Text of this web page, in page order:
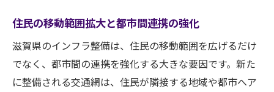
住民の移動範囲拡大と都市間連携の強化
滋賀県のインフラ整備は、住民の移動範囲を広げるだけ
でなく、都市間の連携を強化する大きな要因です。新た
に整備される交通網は、住民が隣接する地域や都市へア